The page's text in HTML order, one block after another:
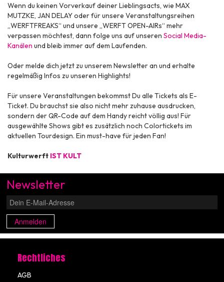
Wenn du keinen Vorverkauf deiner Lieblingsacts, wie MAX
MUTZKE, JAN DELAY oder für unsere Veranstaltungsreihen
„WERFTFREAKS“ und unsere „WERFT OPEN-AIRs“ mehr
verpassen möchtest, dann folge uns auf unseren Social Media-
Kanälen und bleib immer auf dem Laufenden.
Oder melde dich jetzt zu unserem Newsletter an und erhalte
regelmäßig Infos zu unseren Highlights!
Für unsere Veranstaltungen bekommst Du alle Tickets als E-
Ticket. Du brauchst sie also nicht mehr zuhause ausdrucken,
sondern der QR-Code auf dem Handy reicht völlig aus! Für
ausgewählte Shows gibt es zusätzlich noch Colortickets im
aktuellen Tourdesign. Ein must-have für jeden Fan!
Kulturwerft IST KULT
Newsletter
Anmelden
Rechtliches
AGB